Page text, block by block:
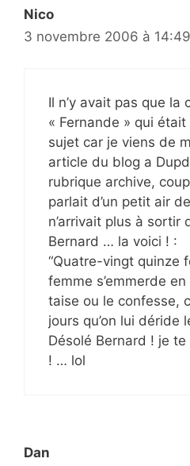
Nico
3 novembre 2006 à 14:49
Il n’y avait pas que la
« Fernande » qui
sujet car je viens de
article du blog a
rubrique archive,
parlait d’un petit air
n’arrivait plus à sortir
Bernard … la voici ! :
“Quatre-vingt quinze
femme s’emmerde
taise ou le confesse,
jours qu’on lui déride
Désolé Bernard ! je te
! … lol
Dan